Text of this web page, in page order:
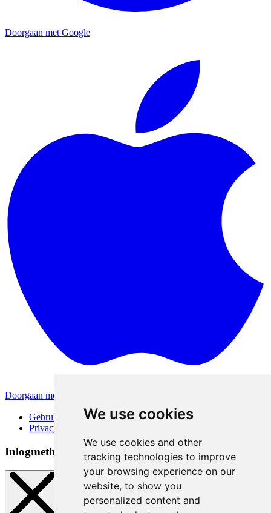
We use cookies
We use cookies and other
tracking technologies to improve
your browsing experience on our
website, to show you
personalized content and
Doorgaan met Google
Doorgaan met Apple
Gebruiksvoorwaarden
Privacybeleid
Inlogmethoden